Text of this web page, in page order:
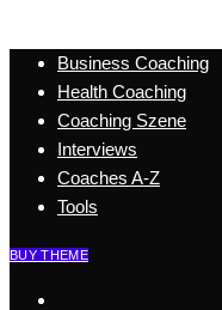
Business Coaching
Health Coaching
Coaching Szene
Interviews
Coaches A-Z
Tools
BUY THEME